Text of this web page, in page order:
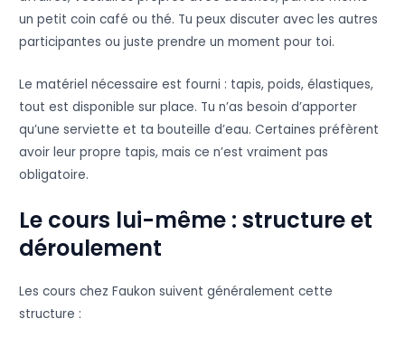
un petit coin café ou thé. Tu peux discuter avec les autres
participantes ou juste prendre un moment pour toi.
Le matériel nécessaire est fourni : tapis, poids, élastiques,
tout est disponible sur place. Tu n’as besoin d’apporter
qu’une serviette et ta bouteille d’eau. Certaines préfèrent
avoir leur propre tapis, mais ce n’est vraiment pas
obligatoire.
Le cours lui-même : structure et
déroulement
Les cours chez Faukon suivent généralement cette
structure :